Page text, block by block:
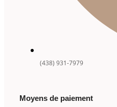
(438) 931-7979
Moyens de paiement